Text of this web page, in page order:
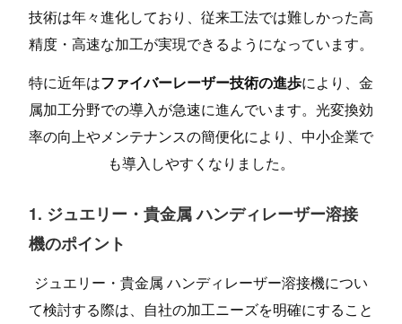
技術は年々進化しており、従来工法では難しかった高
精度・高速な加工が実現できるようになっています。
特に近年はファイバーレーザー技術の進歩により、金
属加工分野での導入が急速に進んでいます。光変換効
率の向上やメンテナンスの簡便化により、中小企業で
も導入しやすくなりました。
1. ジュエリー・貴金属 ハンディレーザー溶接
機のポイント
ジュエリー・貴金属 ハンディレーザー溶接機につい
て検討する際は、自社の加工ニーズを明確にすること